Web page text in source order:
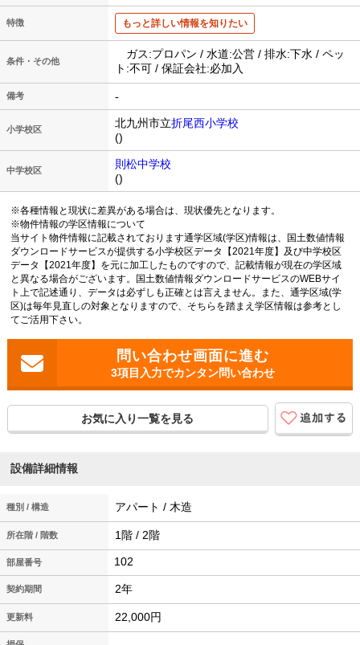
特徴 もっと詳しい情報を知りたい
条件・その他
ガス:プロパン / 水道:公営 / 排水:下水 / ペッ
ト:不可 / 保証会社:必加入
備考 -
小学校区 北九州市立折尾西小学校
()
中学校区
則松中学校
()
※各種情報と現状に差異がある場合は、現状優先となります。
※物件情報の学区情報について
当サイト物件情報に記載されております通学区域(学区)情報は、国土数値情報
ダウンロードサービスが提供する小学校区データ【2021年度】及び中学校区
データ【2021年度】を元に加工したものですので、記載情報が現在の学区域
と異なる場合がございます。国土数値情報ダウンロードサービスのWEBサイ
ト上で記述通り、データは必ずしも正確とは言えません。また、通学区域(学
区)は毎年見直しの対象となりますので、そちらを踏まえ学区情報は参考とし
てご活用下さい。
3項目入力でカンタン問い合わせ
お気に入り一覧を見る
設備詳細情報
種別 / 構造 アパート / 木造
所在階 / 階数 1階 / 2階
102
契約期間 2年
更新料 22,000円